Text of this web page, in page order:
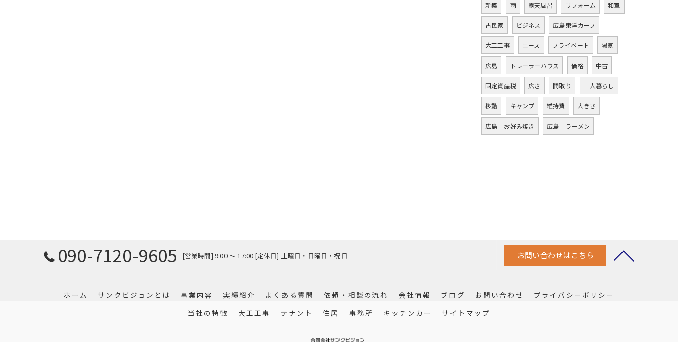
新築 雨 露天風呂 リフォーム 和室
古民家 ビジネス 広島東洋カープ
大工工事 ニース プライベート 陽気
広島 トレーラーハウス 価格 中古
固定資産税 広さ 間取り 一人暮らし
移動 キャンプ 維持費 大きさ
広島 お好み焼き 広島 ラーメン
090-7120-9605 [営業時間] 9:00 〜 17:00 [定休日] 土曜日・日曜日・祝日 お問い合わせはこちら
ホーム サンクビジョンとは 事業内容 実績紹介 よくある質問 依頼・相談の流れ 会社情報 ブログ お問い合わせ
プライバシーポリシー
当社の特徴
大工工事 テナント 住居 事務所 キッチンカー サイトマップ